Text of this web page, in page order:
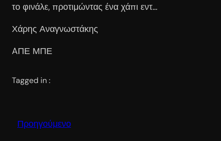
το φινάλε, προτιμώντας ένα χάπι εντ…
Χάρης Αναγνωστάκης
AΠΕ ΜΠΕ
Tagged in :
Προηγούμενο